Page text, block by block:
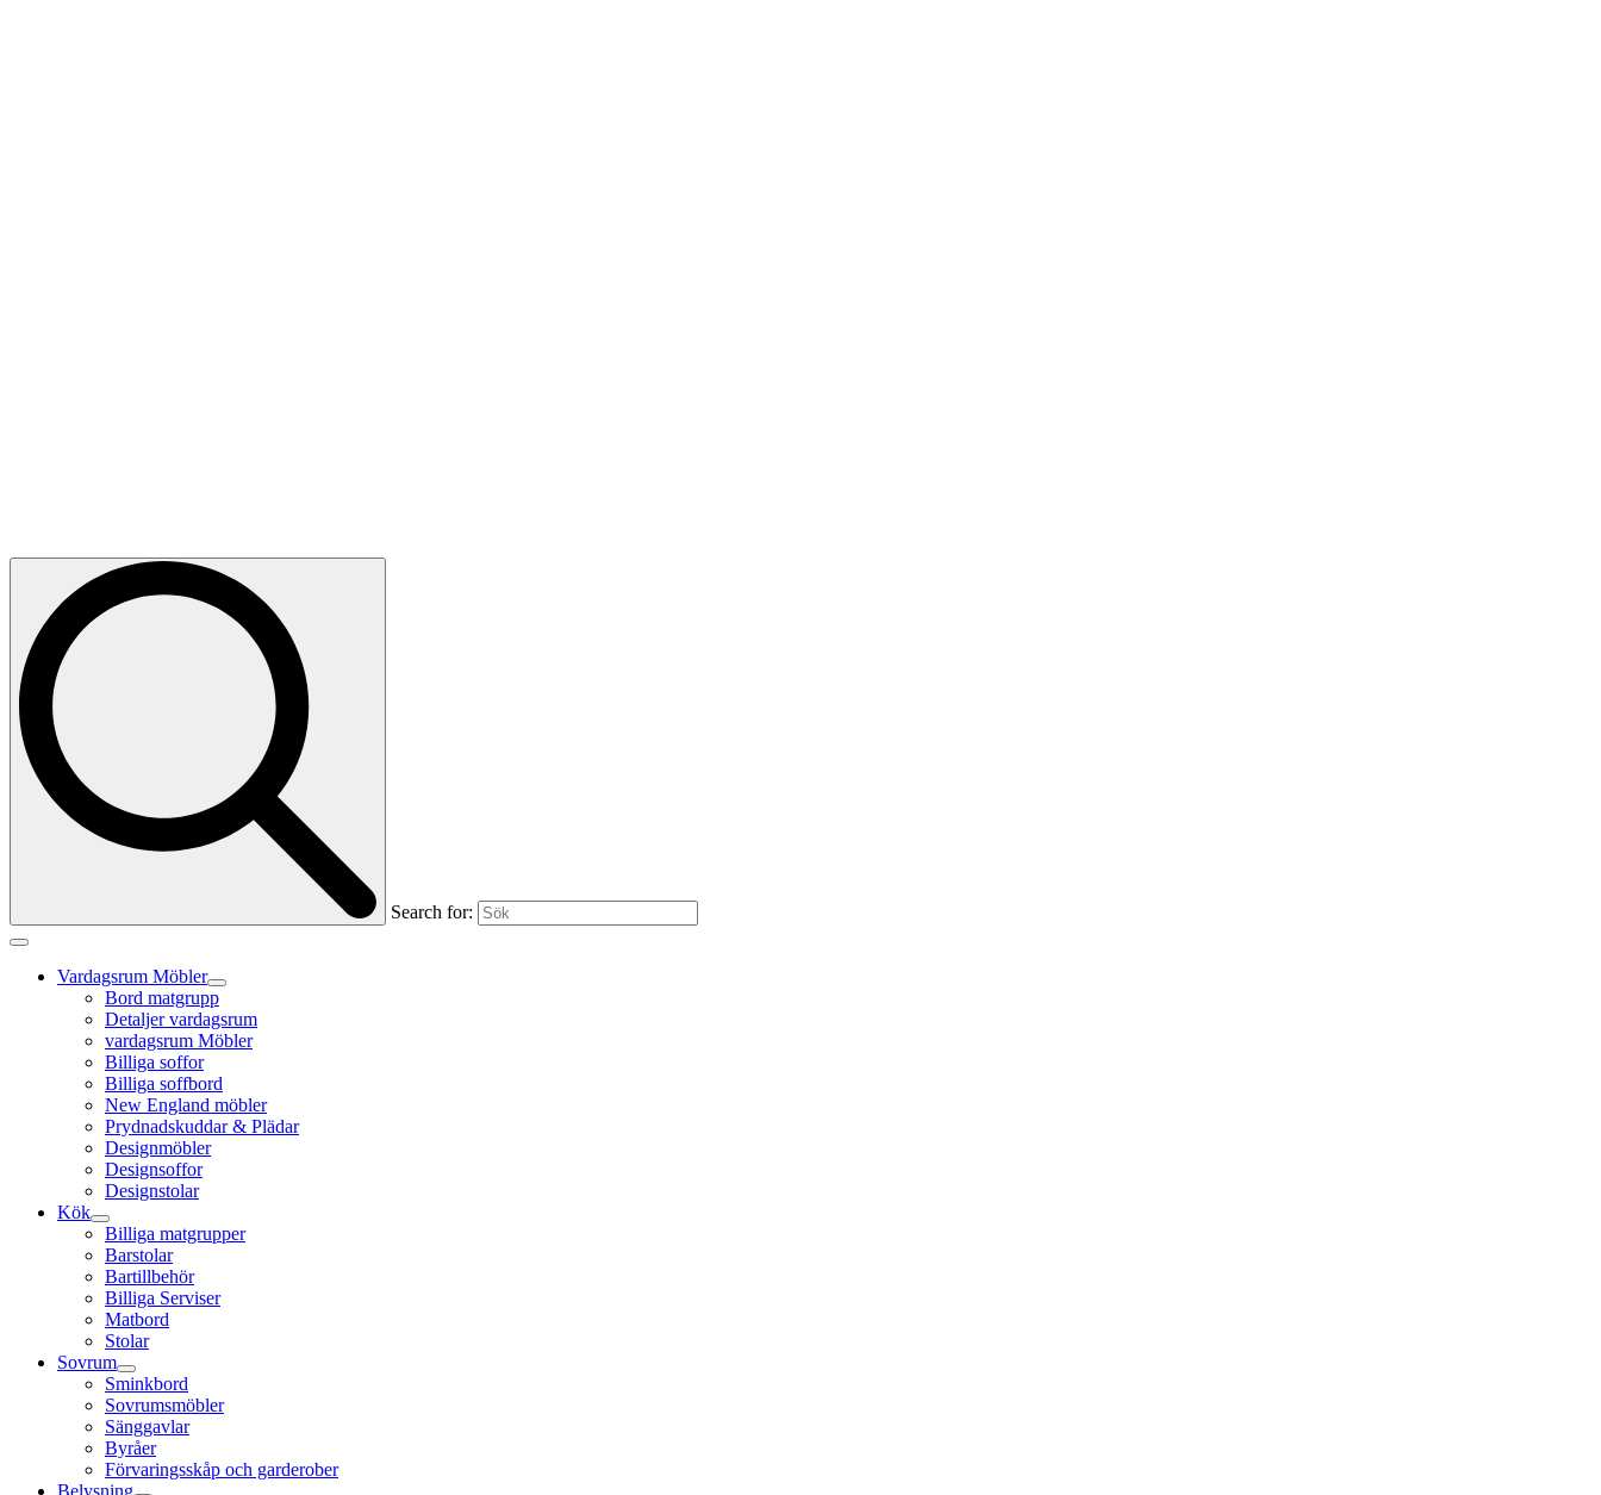
Search for:
Vardagsrum Möbler
Bord matgrupp
Detaljer vardagsrum
vardagsrum Möbler
Billiga soffor
Billiga soffbord
New England möbler
Prydnadskuddar & Plädar
Designmöbler
Designsoffor
Designstolar
Kök
Billiga matgrupper
Barstolar
Bartillbehör
Billiga Serviser
Matbord
Stolar
Sovrum
Sminkbord
Sovrumsmöbler
Sänggavlar
Byråer
Förvaringsskåp och garderober
Belysning